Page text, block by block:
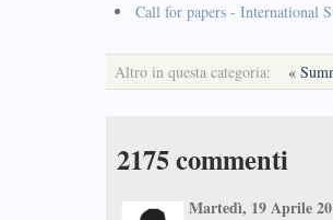
Call for papers - International
Altro in questa categoria: «
2175commenti
Martedì, 19 Aprile